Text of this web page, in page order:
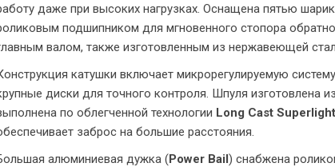
даже при высоких нагрузках. Оснащена пятью
подшипником для мгновенного стопора
валом, также изготовленным из нержавеющей
катушки включает микрорегулируемую
диски для точного контроля. Шпуля изготовлена
по облегченной технологии Long Cast Superlight
заброс на большие расстояния.
алюминиевая дужка (Power Bail) снабжена